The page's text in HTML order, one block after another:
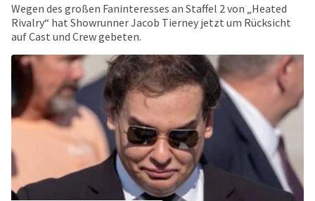
Wegen des großen Faninteresses an Staffel 2 von „Heated
Rivalry“ hat Showrunner Jacob Tierney jetzt um Rücksicht
auf Cast und Crew gebeten.